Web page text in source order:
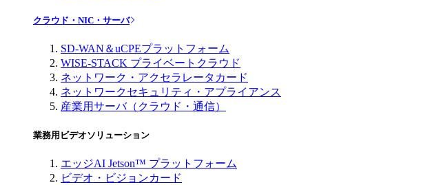
クラウド・NIC・サーバ
SD-WAN＆uCPEプラットフォーム
WISE-STACK プライベートクラウド
ネットワーク・アクセラレータカード
ネットワークセキュリティ・アプライアンス
産業用サーバ（クラウド・通信）
業務用ビデオソリューション
エッジAI Jetson™ プラットフォーム
ビデオ・ビジョンカード